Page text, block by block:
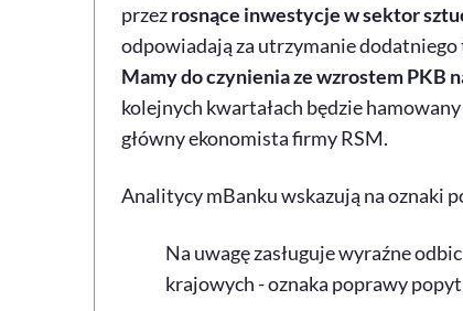
przezrosnące inwestycje w sektor
odpowiadają za utrzymanie
Mamy do czynienia ze wzrostem PKB
kolejnych kwartałach będzie
główny ekonomista firmy RSM.
Analitycy mBanku wskazują na oznaki
Na uwagę zasługuje wyraźne
krajowych - oznaka poprawy